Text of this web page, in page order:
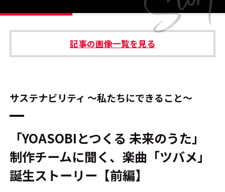
運営会社 プライバシーポリシー
本サイトご利用にあたって Cookie Settings
記事の画像一覧を見る
サステナビリティ ～私たちにできること～
「YOASOBIとつくる 未来のうた」
制作チームに聞く、楽曲「ツバメ」
誕生ストーリー【前編】